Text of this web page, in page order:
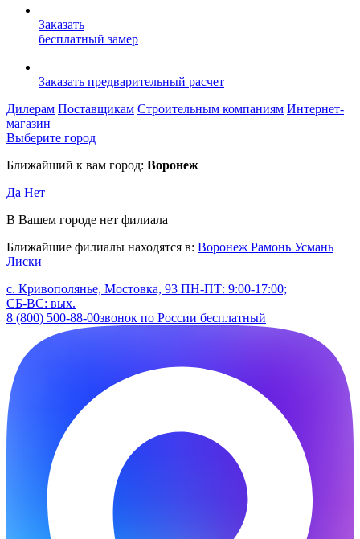
Заказать
бесплатный замер
Заказать предварительный расчет
Дилерам Поставщикам Строительным компаниям Интернет-
магазин
Выберите город
Ближайший к вам город: Воронеж
Да Нет
В Вашем городе нет филиала
Ближайшие филиалы находятся в: Воронеж Рамонь Усмань
Лиски
с. Кривополянье, Мостовка, 93 ПН-ПТ: 9:00-17:00;
СБ-ВС: вых.
8 (800) 500-88-00звонок по России бесплатный